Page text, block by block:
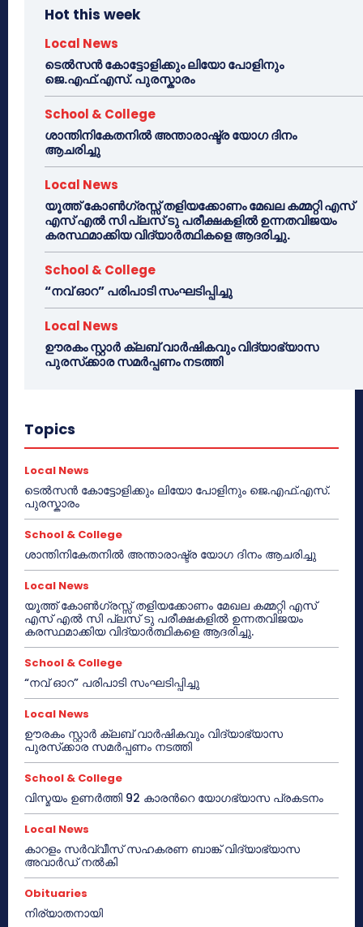
Hot this week
Local News
ടെൽസൻ കോട്ടോളിക്കും ലിയോ പോളിനും
ജെ.എഫ്.എസ്. പുരസ്കാരം
School & College
ശാന്തിനികേതനിൽ അന്താരാഷ്ട്ര യോഗ ദിനം
ആചരിച്ചു
Local News
യൂത്ത് കോൺഗ്രസ്സ് തളിയക്കോണം മേഖല കമ്മറ്റി എസ്
എസ് എൽ സി പ്ലസ് ടു പരീക്ഷകളിൽ ഉന്നതവിജയം
കരസ്ഥമാക്കിയ വിദ്യാർത്ഥികളെ ആദരിച്ചു.
School & College
“നവ് ഓറ” പരിപാടി സംഘടിപ്പിച്ചു
Local News
ഊരകം സ്റ്റാർ ക്ലബ് വാർഷികവും വിദ്യാഭ്യാസ
പുരസ്‌ക്കാര സമർപ്പണം നടത്തി
Topics
Local News
ടെൽസൻ കോട്ടോളിക്കും ലിയോ പോളിനും ജെ.എഫ്.എസ്.
പുരസ്കാരം
School & College
ശാന്തിനികേതനിൽ അന്താരാഷ്ട്ര യോഗ ദിനം ആചരിച്ചു
Local News
യൂത്ത് കോൺഗ്രസ്സ് തളിയക്കോണം മേഖല കമ്മറ്റി എസ്
എസ് എൽ സി പ്ലസ് ടു പരീക്ഷകളിൽ ഉന്നതവിജയം
കരസ്ഥമാക്കിയ വിദ്യാർത്ഥികളെ ആദരിച്ചു.
School & College
“നവ് ഓറ” പരിപാടി സംഘടിപ്പിച്ചു
Local News
ഊരകം സ്റ്റാർ ക്ലബ് വാർഷികവും വിദ്യാഭ്യാസ
പുരസ്‌ക്കാര സമർപ്പണം നടത്തി
School & College
വിസ്മയം ഉണർത്തി 92 കാരൻറെ യോഗഭ്യാസ പ്രകടനം
Local News
കാറളം സർവ്വീസ് സഹകരണ ബാങ്ക് വിദ്യാഭ്യാസ
അവാർഡ് നൽകി
Obituaries
നിര്യാതനായി